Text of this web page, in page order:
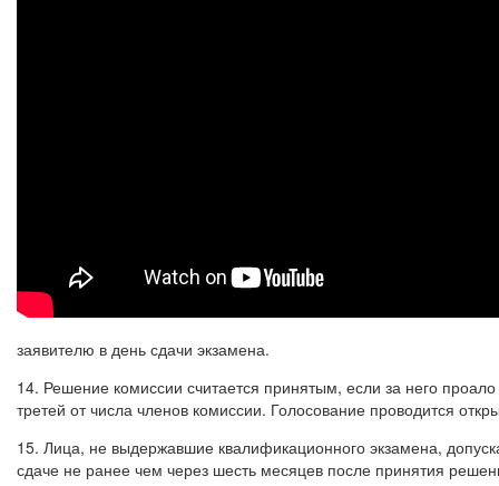
заявителю в день сдачи экзамена.
14. Решение комиссии считается принятым, если за него
третей от числа членов комиссии. Голосование проводится
15. Лица, не выдержавшие квалификационного экзамена,
сдаче не ранее чем через шесть месяцев после принятия